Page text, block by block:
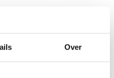
Over
tijd tijdens de montage, maar
kit. Je hoeft de deur bij
Vergeet hierbij niet om de
te geven als de deur zelf; de
eindresultaat.